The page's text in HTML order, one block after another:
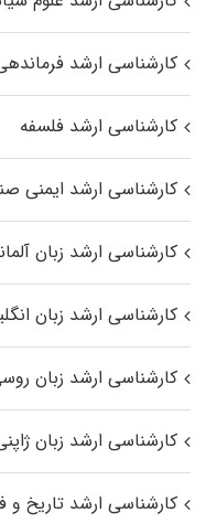
کارشناسی ارشد
کارشناسی ارشد فلسفه
کارشناسی ارشد ایمنی
کارشناسی ارشد زبان
کارشناسی ارشد زبان
کارشناسی ارشد زبان
کارشناسی ارشد زبان
کارشناسی ارشد تاریخ و